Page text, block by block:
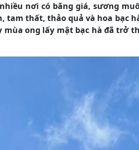
nơi có băng giá, sương
thất, thảo quả và hoa bạc
ong lấy mật bạc hà đã trở